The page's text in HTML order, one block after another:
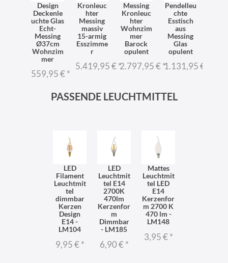
Design
Deckenle
uchte Glas
Echt-
Messing
Ø37cm
Wohnzim
mer
559,95 €*
Kronleuc
hter
Messing
massiv
15-armig
Esszimme
r
5.419,95 €*
Messing
Kronleuc
hter
Wohnzim
mer
Barock
opulent
2.797,95 €*
Pendelleu
chte
Esstisch
aus
Messing
Glas
opulent
1.131,95 €
PASSENDE LEUCHTMITTEL
LED
Filament
Leuchtmit
tel
dimmbar
Kerzen
Design
E14 -
LM104
9,95 €*
LED
Leuchtmit
tel E14
2700K
470lm
Kerzenfor
m
Dimmbar
- LM185
6,90 €*
Mattes
Leuchtmit
tel LED
E14
Kerzenfor
m 2700 K
470 lm -
LM148
3,95 €*